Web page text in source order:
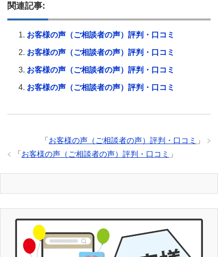
関連記事:
お客様の声（ご相談者の声）評判・口コミ
お客様の声（ご相談者の声）評判・口コミ
お客様の声（ご相談者の声）評判・口コミ
お客様の声（ご相談者の声）評判・口コミ
「 お客様の声（ご相談者の声）評判・口コミ
」
「 お客様の声（ご相談者の声）評判・口コミ 」